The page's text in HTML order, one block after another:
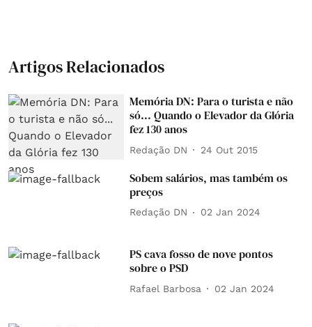
Artigos Relacionados
Memória DN: Para o turista e não
só... Quando o Elevador da Glória
fez 130 anos
Redação DN 24 Out 2015
Sobem salários, mas também os
preços
Redação DN 02 Jan 2024
PS cava fosso de nove pontos
sobre o PSD
Rafael Barbosa 02 Jan 2024